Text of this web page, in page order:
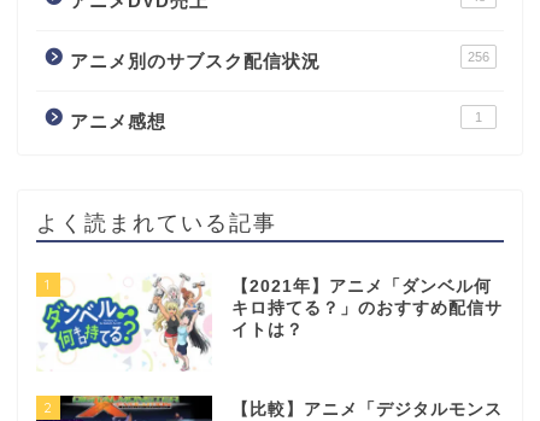
アニメ別のサブスク配信状況 256
アニメ感想 1
よく読まれている記事
1
【2021年】アニメ「ダンベル何
キロ持てる？」のおすすめ配信サ
イトは？
2
【比較】アニメ「デジタルモンス